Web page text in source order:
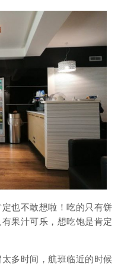
也不敢想啦！吃的只有饼
果汁可乐，想吃饱是肯定
多时间，航班临近的时候